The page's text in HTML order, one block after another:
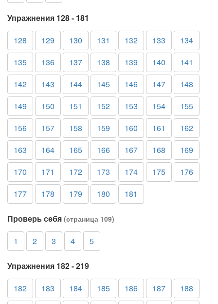
Упражнения 128 - 181
128
129 130 131 132 133
134
135
136 137 138 139 140
141
142
143 144 145 146 147
148
149
150 151 152 153 154
155
156
157 158 159 160 161
162
163
164 165 166 167 168
169
170
171 172 173 174 175
176
177
178 179 180 181
Проверь себя (страница 109)
1 2 3 4 5
Упражнения 182 - 219
182
183 184 185 186 187
188